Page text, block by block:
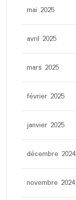
mai 2025
avril 2025
mars 2025
février 2025
janvier 2025
décembre 2024
novembre 2024